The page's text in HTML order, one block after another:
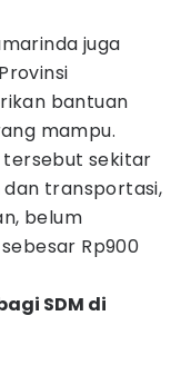
juga
bantuan
mampu.
tersebut sekitar
dan transportasi,
belum
Rp900
SDM di